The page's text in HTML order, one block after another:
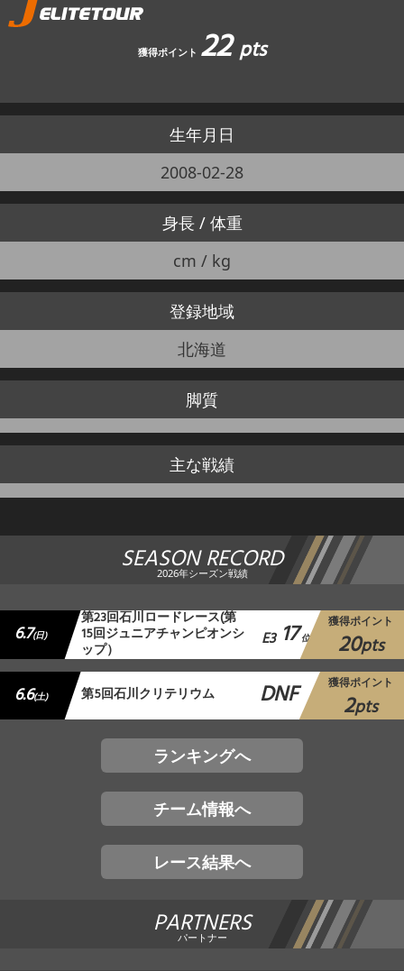
獲得ポイント 22pts
生年月日
2008-02-28
身長 / 体重
cm / kg
登録地域
北海道
脚質
主な戦績
SEASON RECORD
2026年シーズン戦績
6.7(日)
第23回石川ロードレース(第
15回ジュニアチャンピオンシ
ップ） E3 17 位
獲得ポイント
20pts
6.6(土) 第5回石川クリテリウム DNF 獲得ポイント
2pts
ランキングへ
チーム情報へ
レース結果へ
PARTNERS
パートナー